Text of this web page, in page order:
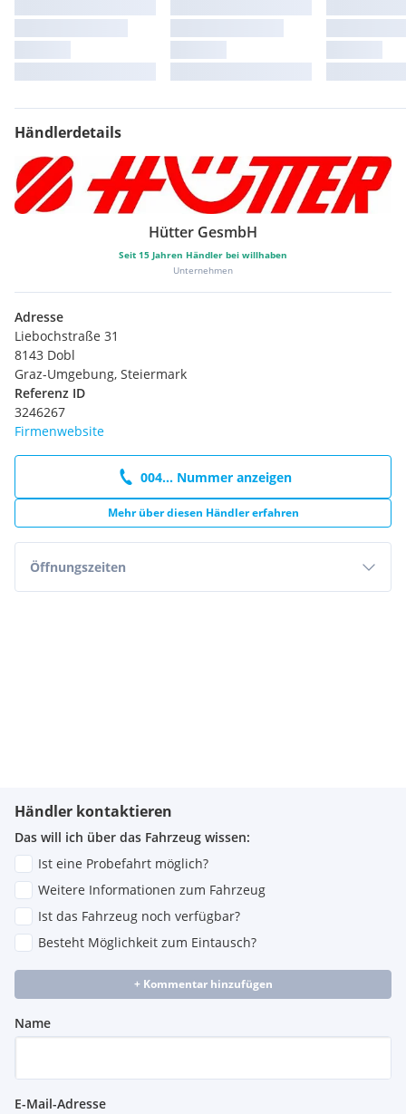
Händlerdetails
Hütter GesmbH
Seit 15 Jahren Händler bei willhaben
Unternehmen
Adresse
Liebochstraße 31
8143 Dobl
Graz-Umgebung, Steiermark
Referenz ID
3246267
Firmenwebsite
004... Nummer anzeigen
Mehr über diesen Händler erfahren
Öffnungszeiten
Händler kontaktieren
Das will ich über das Fahrzeug wissen:
Ist eine Probefahrt möglich?
Weitere Informationen zum Fahrzeug
Ist das Fahrzeug noch verfügbar?
Besteht Möglichkeit zum Eintausch?
+ Kommentar hinzufügen
Name
E-Mail-Adresse